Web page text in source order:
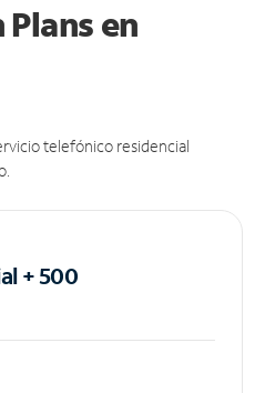
en
telefónico residencial
+ 500